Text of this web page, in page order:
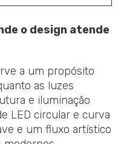
o design atende
a um propósito
as luzes
e iluminação
LED circular e curva
e um fluxo artístico